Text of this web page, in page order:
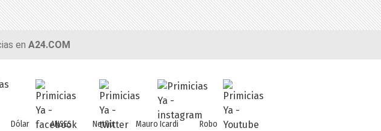
en A24.COM
Dólar ANSES Netflix Mauro Icardi Robo